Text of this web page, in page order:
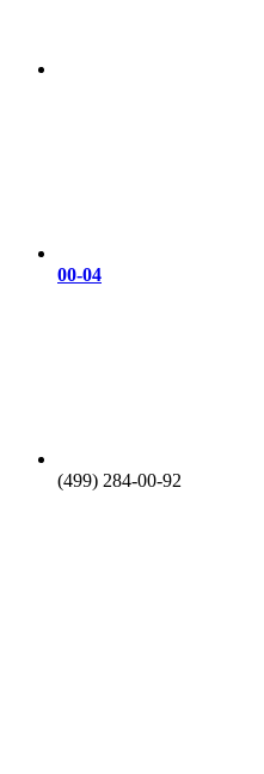
00-04
(499) 284-00-92